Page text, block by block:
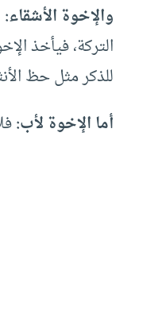
والإخوة الأشقاء:
التركة، فيأخذ
للذكر مثل حظ
أما الإخوة لأب: